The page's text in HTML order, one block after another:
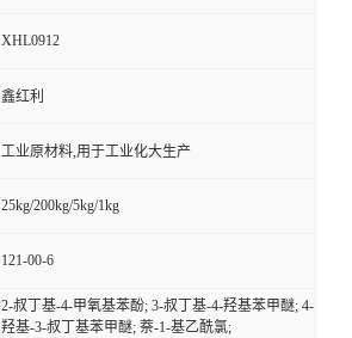
XHL0912
鑫红利
工业原材料,用于工业化大生产
25kg/200kg/5kg/1kg
121-00-6
2-叔丁基-4-甲氧基苯酚; 3-叔丁基-4-羟基苯甲醚; 4-
羟基-3-叔丁基苯甲醚; 萘-1-基乙酰氯;